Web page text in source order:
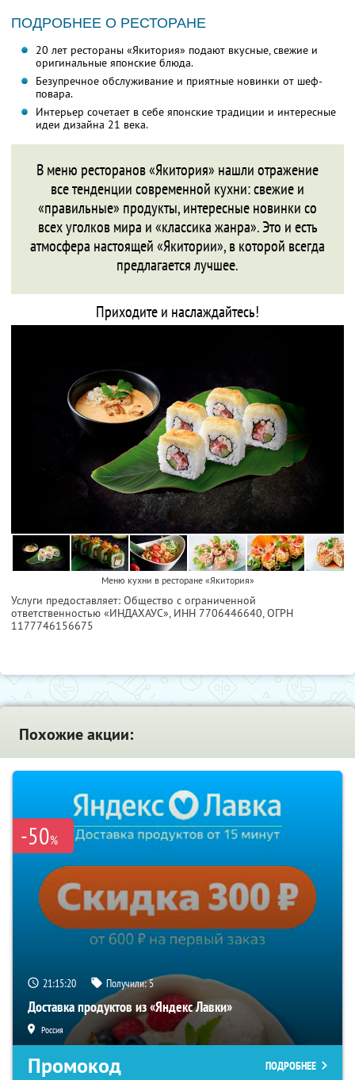
ПОДРОБНЕЕ О РЕСТОРАНЕ
20 лет рестораны «Якитория» подают вкусные, свежие и
оригинальные японские блюда.
Безупречное обслуживание и приятные новинки от шеф-
повара.
Интерьер сочетает в себе японские традиции и интересные
идеи дизайна 21 века.
В меню ресторанов «Якитория» нашли отражение
все тенденции современной кухни: свежие и
«правильные» продукты, интересные новинки со
всех уголков мира и «классика жанра». Это и есть
атмосфера настоящей «Якитории», в которой всегда
предлагается лучшее.
Приходите и наслаждайтесь!
Меню кухни в ресторане «Якитория»
Услуги предоставляет: Общество с ограниченной
ответственностью «ИНДАХАУС», ИНН 7706446640, ОГРН
1177746156675
Похожие акции:
-50%
21:15:19 Получили:5
Доставка продуктов из «Яндекс Лавки»
Россия
Промокод ПОДРОБНЕЕ